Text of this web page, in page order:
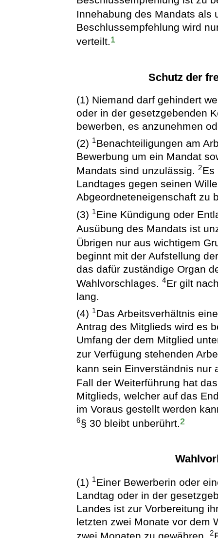
Innehabung des Mandats als
Beschlussempfehlung wird
verteilt.1
Schutz der
(1) Niemand darf gehindert
oder in der gesetzgebenden
bewerben, es anzunehmen
(2) 1Benachteiligungen am
Bewerbung um ein Mandat
Mandats sind unzulässig.2Es
Landtages gegen seinen
Abgeordneteneigenschaft zu
(3) 1Eine Kündigung oder
Ausübung des Mandats ist
Übrigen nur aus wichtigem
beginnt mit der Aufstellung
das dafür zuständige Organ
Wahlvorschlages.4Er gilt
lang.
(4) 1Das Arbeitsverhältnis
Antrag des Mitglieds wird es
Umfang der dem Mitglied
zur Verfügung stehenden
kann sein Einverständnis
Fall der Weiterführung hat
Mitglieds, welcher auf das
im Voraus gestellt werden
6§ 30 bleibt unberührt.2
(1) 1Einer Bewerberin oder
Landtag oder in der
Landes ist zur Vorbereitung
letzten zwei Monate vor dem
2